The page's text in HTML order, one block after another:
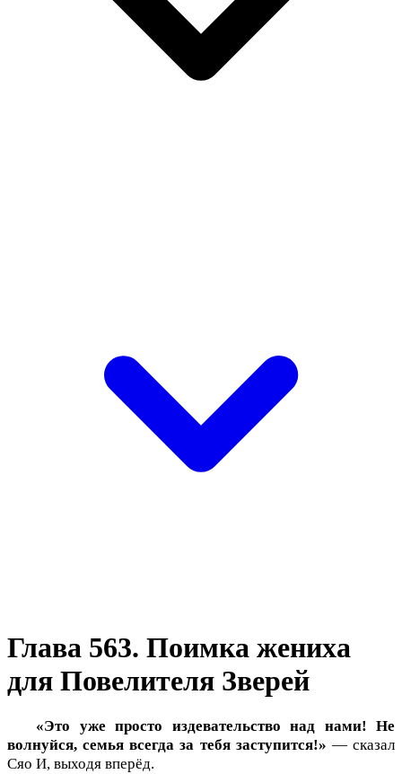
Глава 563. Поимка жениха
для Повелителя Зверей
«Это уже просто издевательство над нами! Не
волнуйся, семья всегда за тебя заступится!» — сказал
Сяо И, выходя вперёд.